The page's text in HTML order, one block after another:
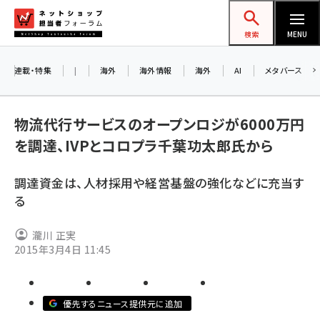
ン
ネットショップ担当者フォーラム
検索 MENU
yahoo (1906)
ecbeing (1210)
base (1081)
連載・特集 | 海外 海外情報 海外 AI メタバース
物流代行サービスのオープンロジが6000万円
を調達、IVPとコロプラ千葉功太郎氏から
調達資金は、人材採用や経営基盤の強化などに充当す
る
瀧川 正実
2015年3月4日 11:45
優先するニュース提供元に追加
ア
8/